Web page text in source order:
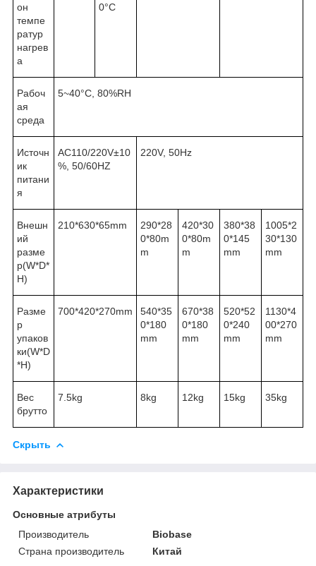
он
темпе
ратур
нагрев
а
0°C
Рабоч
ая
среда
5~40°C, 80%RH
Источн
ик
питани
я
AC110/220V±10
%, 50/60HZ
220V, 50Hz
Внешн
ий
разме
р(W*D*
H)
210*630*65mm
290*28
0*80m
m
420*30
0*80m
m
380*38
0*145
mm
1005*2
30*130
mm
Разме
р
упаков
ки(W*D
*H)
700*420*270mm
540*35
0*180
mm
670*38
0*180
mm
520*52
0*240
mm
1130*4
00*270
mm
Вес
брутто
7.5kg 8kg 12kg 15kg 35kg
Скрыть
Характеристики
Основные атрибуты
Производитель
Biobase
Страна производитель
Китай